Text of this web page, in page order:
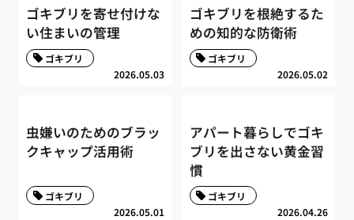
ゴキブリを寄せ付けな
い住まいの管理
2026.05.03
ゴキブリ
ゴキブリを根絶するた
めの知的な防衛術
2026.05.02
ゴキブリ
虫嫌いのためのブラッ
クキャップ活用術
2026.05.01
ゴキブリ
アパート暮らしでゴキ
ブリを出さない黄金習
慣
2026.04.26
ゴキブリ